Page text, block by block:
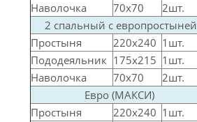
Наволочка
70х70 2шт.
2 спальный с европростыней
Простыня
220х240 1шт.
Пододеяльник 175х215 1шт.
Наволочка
70х70 2шт.
Евро (МАКСИ)
Простыня
220х240 1шт.